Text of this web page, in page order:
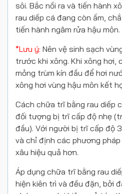
sôi. Bắc nồi ra và tiến hành
rau diếp cá đang còn ấm,
tiến hành ngâm rửa hậu môn.
*Lưu ý: Nên vệ sinh sạch
trước khi xông. Khi xông hơi,
mỏng trùm kín đầu để hơi
xông hơi vùng hậu môn kết
Cách chữa trĩ bằng rau diếp
đối tượng bị trĩ cấp độ nhẹ
đầu). Với người bị trĩ cấp độ
và chỉ định các phương
xâu hiệu quả hơn.
Áp dụng chữa trĩ bằng rau
hiện kiên trì và đều đặn, bởi